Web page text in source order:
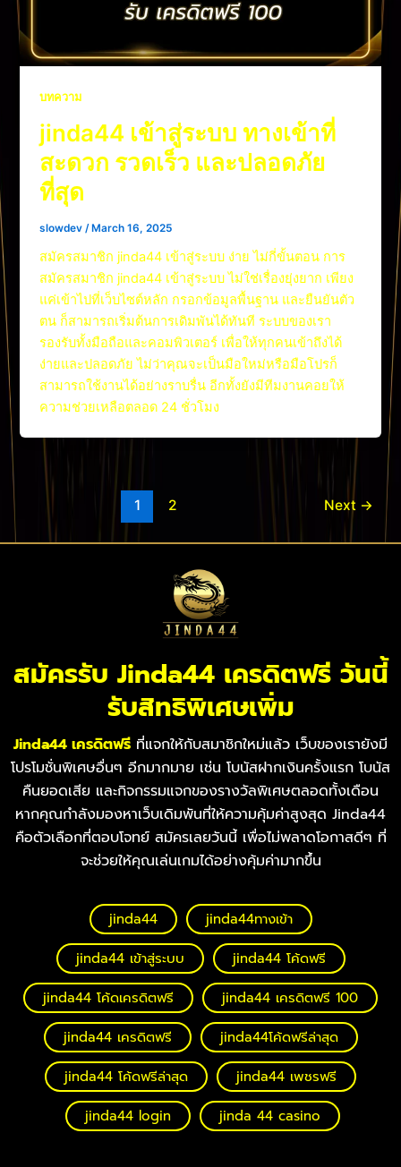
บทความ
jinda44 เข้าสู่ระบบ ทางเข้าที่
สะดวก รวดเร็ว และปลอดภัย
ที่สุด
slowdev /March 16, 2025
สมัครสมาชิก jinda44 เข้าสู่ระบบ ง่าย ไม่กี่ขั้นตอน การ
สมัครสมาชิก jinda44 เข้าสู่ระบบ ไม่ใช่เรื่องยุ่งยาก เพียง
แค่เข้าไปที่เว็บไซต์หลัก กรอกข้อมูลพื้นฐาน และยืนยันตัว
ตน ก็สามารถเริ่มต้นการเดิมพันได้ทันที ระบบของเรา
รองรับทั้งมือถือและคอมพิวเตอร์ เพื่อให้ทุกคนเข้าถึงได้
ง่ายและปลอดภัย ไม่ว่าคุณจะเป็นมือใหม่หรือมือโปรก็
สามารถใช้งานได้อย่างราบรื่น อีกทั้งยังมีทีมงานคอยให้
ความช่วยเหลือตลอด 24 ชั่วโมง
1 2 Next →
สมัครรับ Jinda44 เครดิตฟรี วันนี้
รับสิทธิพิเศษเพิ่ม
Jinda44 เครดิตฟรี ที่แจกให้กับสมาชิกใหม่แล้ว เว็บของเรายังมี
โปรโมชั่นพิเศษอื่นๆ อีกมากมาย เช่น โบนัสฝากเงินครั้งแรก โบนัส
คืนยอดเสีย และกิจกรรมแจกของรางวัลพิเศษตลอดทั้งเดือน
หากคุณกำลังมองหาเว็บเดิมพันที่ให้ความคุ้มค่าสูงสุด Jinda44
คือตัวเลือกที่ตอบโจทย์ สมัครเลยวันนี้ เพื่อไม่พลาดโอกาสดีๆ ที่
จะช่วยให้คุณเล่นเกมได้อย่างคุ้มค่ามากขึ้น
jinda44
jinda44ทางเข้า
jinda44 เข้าสู่ระบบ
jinda44 โค้ดฟรี
jinda44 โค้ดเครดิตฟรี
jinda44 เครดิตฟรี 100
jinda44 เครดิตฟรี
jinda44โค้ดฟรีล่าสุด
jinda44 โค้ดฟรีล่าสุด
jinda44 เพชรฟรี
jinda44 login
jinda 44 casino